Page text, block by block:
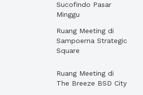
Sucofindo Pasar
Minggu
Ruang Meeting di
Sampoerna Strategic
Square
Ruang Meeting di
The Breeze BSD City